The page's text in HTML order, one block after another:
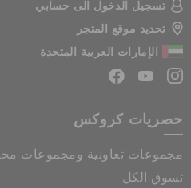
تسجيل الدخول الى حسابي
تحديد موقع المتجر
الإمارات العربية المتحدة
حصريات كروكس
مجموعات تعاونية ومجموعات
تسوق الكل